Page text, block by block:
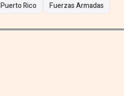
Puerto Rico Fuerzas Armadas